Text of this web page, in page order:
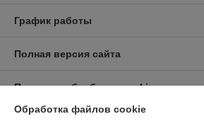
График работы
Полная версия сайта
Политика обработки cookies
Обработка файлов cookie